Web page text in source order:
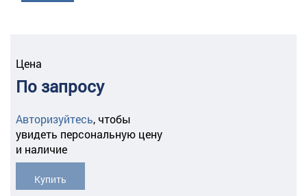
Цена
По запросу
Авторизуйтесь, чтобы
увидеть персональную цену
и наличие
Купить